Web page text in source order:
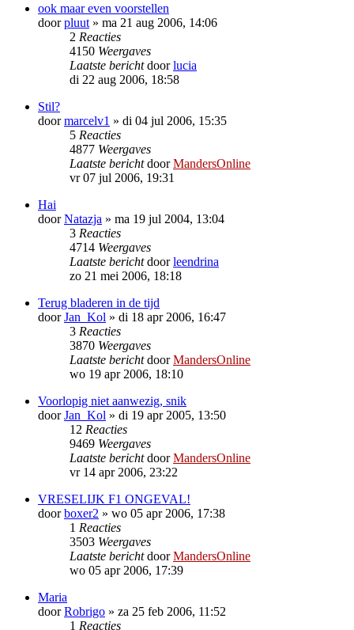
ook maar even voorstellen
doorpluut » ma 21 aug 2006, 14:06
2 Reacties
4150 Weergaves
Laatste berichtdoorlucia
di 22 aug 2006, 18:58
Stil?
doormarcelv1 » di 04 jul 2006, 15:35
5 Reacties
4877 Weergaves
Laatste berichtdoorMandersOnline
vr 07 jul 2006, 19:31
Hai
doorNatazja » ma 19 jul 2004, 13:04
3 Reacties
4714 Weergaves
Laatste berichtdoorleendrina
zo 21 mei 2006, 18:18
Terug bladeren in de tijd
doorJan_Kol » di 18 apr 2006, 16:47
3 Reacties
3870 Weergaves
Laatste berichtdoorMandersOnline
wo 19 apr 2006, 18:10
Voorlopig niet aanwezig, snik
doorJan_Kol » di 19 apr 2005, 13:50
12 Reacties
9469 Weergaves
Laatste berichtdoorMandersOnline
vr 14 apr 2006, 23:22
VRESELIJK F1 ONGEVAL!
doorboxer2 » wo 05 apr 2006, 17:38
1 Reacties
3503 Weergaves
Laatste berichtdoorMandersOnline
wo 05 apr 2006, 17:39
Maria
doorRobrigo » za 25 feb 2006, 11:52
1 Reacties